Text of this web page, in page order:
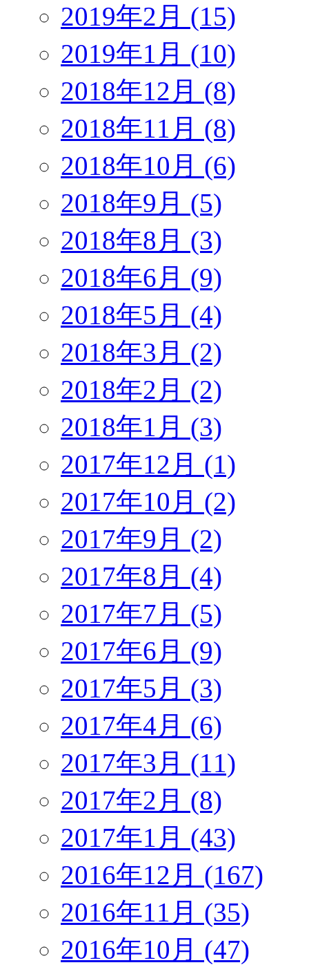
2019年2月 (15)
2019年1月 (10)
2018年12月 (8)
2018年11月 (8)
2018年10月 (6)
2018年9月 (5)
2018年8月 (3)
2018年6月 (9)
2018年5月 (4)
2018年3月 (2)
2018年2月 (2)
2018年1月 (3)
2017年12月 (1)
2017年10月 (2)
2017年9月 (2)
2017年8月 (4)
2017年7月 (5)
2017年6月 (9)
2017年5月 (3)
2017年4月 (6)
2017年3月 (11)
2017年2月 (8)
2017年1月 (43)
2016年12月 (167)
2016年11月 (35)
2016年10月 (47)